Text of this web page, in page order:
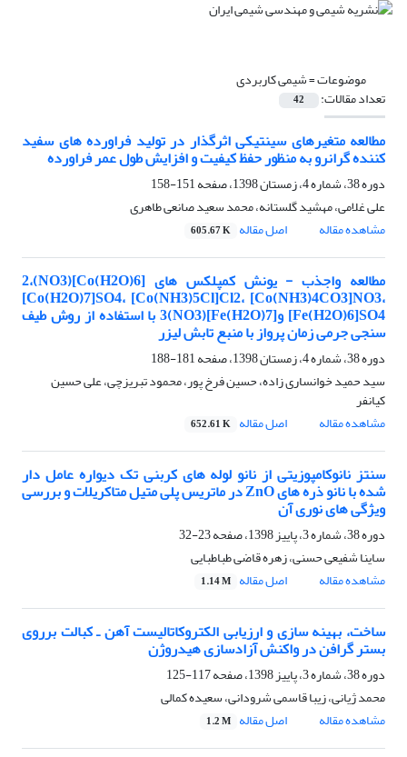
موضوعات =شیمی کاربردی
تعداد مقالات: 42
مطالعه متغیرهای سینتیکی اثرگذار در تولید فراورده های سفید
کننده گرانرو به منظور حفظ کیفیت و افزایش طول عمر فراورده
دوره 38، شماره 4، زمستان 1398، صفحه
151-158
علی غلامی، مهشید گلستانه، محمد سعید صانعی طاهری
مشاهده مقاله
اصل مقاله 605.67 K
مطالعه واجذب - یونش کمپلکس های [Co(H2O)6](NO3)2،
[Co(H2O)7]SO4، [Co(NH3)5Cl]Cl2، [Co(NH3)4CO3]NO3،
[Fe(H2O)6]SO4 و[Fe(H2O)7](NO3)3 با استفاده از روش طیف
سنجی جرمی زمان پرواز با منبع تابش لیزر
دوره 38، شماره 4، زمستان 1398، صفحه
181-188
سید حمید خوانساری زاده، حسین فرخ پور، محمود تبریزچی، علی حسین
کیانفر
مشاهده مقاله
اصل مقاله 652.61 K
سنتز نانوکامپوزیتی از نانو لوله های کربنی تک دیواره عامل دار
شده با نانو ذره های ZnO در ماتریس پلی متیل متاکریلات و بررسی
ویژگی های نوری آن
دوره 38، شماره 3، پاییز 1398، صفحه
23-32
ساینا شفیعی حسنی، زهره قاضی طباطبایی
مشاهده مقاله
اصل مقاله 1.14 M
ساخت، بهینه سازی و ارزیابی الکتروکاتالیست آهن ـ کبالت برروی
بستر گرافن در واکنش آزادسازی هیدروژن
دوره 38، شماره 3، پاییز 1398، صفحه
117-125
محمد ژیانی، زیبا قاسمی شرودانی، سعیده کمالی
مشاهده مقاله
اصل مقاله 1.2 M